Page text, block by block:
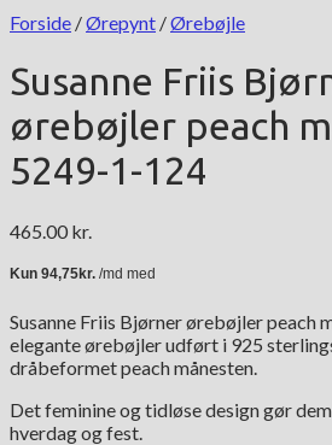
Forside /Ørepynt /Ørebøjle
Susanne Friis
ørebøjler peach
5249-1-124
465.00 kr.
Susanne Friis Bjørner ørebøjler peach
elegante ørebøjler udført i 925
dråbeformet peach månesten.
Det feminine og tidløse design gør
hverdag og fest.